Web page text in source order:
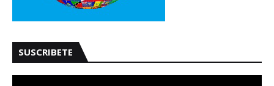
SUSCRIBETE